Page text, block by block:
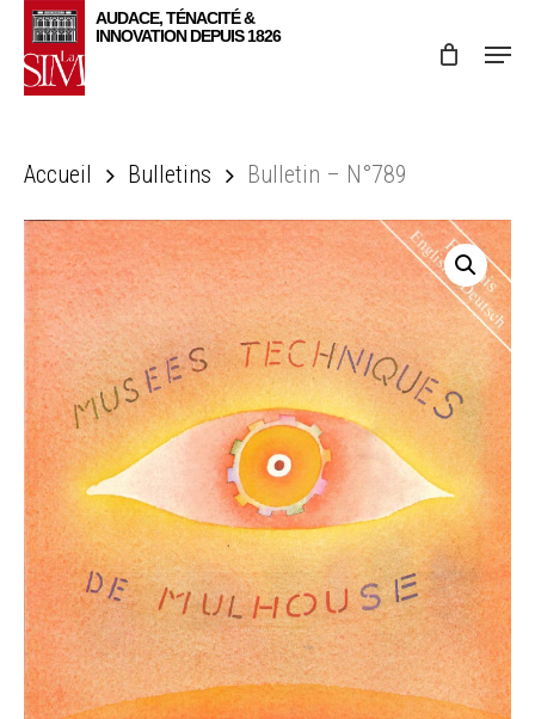
Skip
main
Menu
Accueil Bulletins Bulletin – N°789